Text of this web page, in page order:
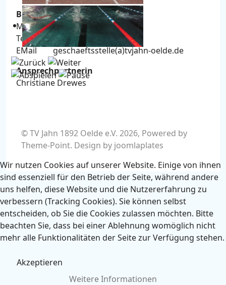
Bürozeiten
Mittwoch 16.00 bis 17.00 Uhr
Telefon 02522 . 8386253
EMail geschaeftsstelle(a)tvjahn-oelde.de
Ansprechpartnerin
Christiane Drewes
© TV Jahn 1892 Oelde e.V. 2026, Powered by
Theme-Point. Design by joomlaplates
Wir nutzen Cookies auf unserer Website. Einige von ihnen
sind essenziell für den Betrieb der Seite, während andere
uns helfen, diese Website und die Nutzererfahrung zu
verbessern (Tracking Cookies). Sie können selbst
entscheiden, ob Sie die Cookies zulassen möchten. Bitte
beachten Sie, dass bei einer Ablehnung womöglich nicht
mehr alle Funktionalitäten der Seite zur Verfügung stehen.
Akzeptieren
Weitere Informationen